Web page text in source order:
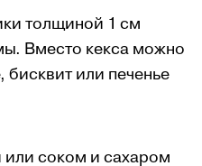
толщиной 1 см
Вместо кекса можно
бисквит или печенье
соком и сахаром